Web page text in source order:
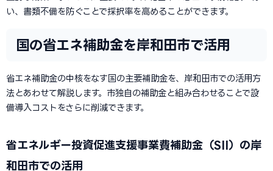
い、書類不備を防ぐことで採択率を高めることができます。
国の省エネ補助金を岸和田市で活用
省エネ補助金の中核をなす国の主要補助金を、岸和田市での活用方
法とあわせて解説します。市独自の補助金と組み合わせることで設
備導入コストをさらに削減できます。
省エネルギー投資促進支援事業費補助金（SII）の岸
和田市での活用